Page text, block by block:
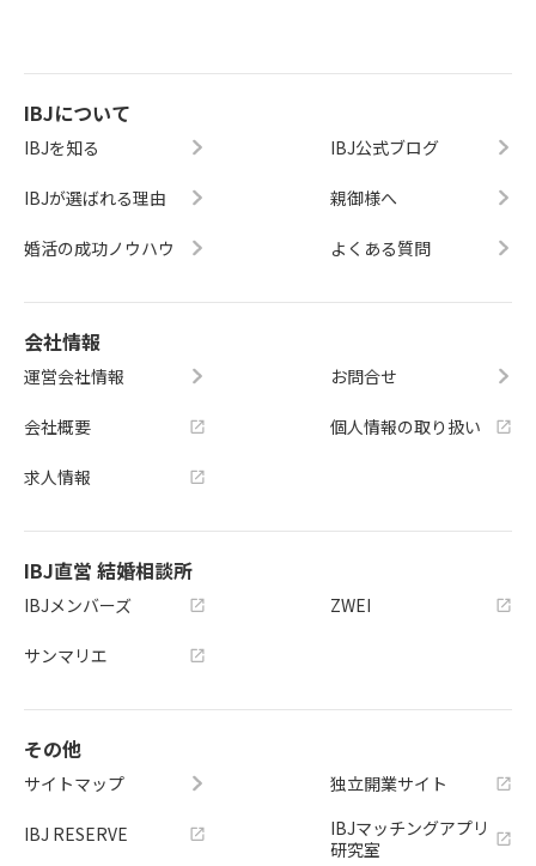
IBJについて
IBJを知る
IBJが選ばれる理由
婚活の成功ノウハウ
IBJ公式ブログ
親御様へ
よくある質問
会社情報
運営会社情報
会社概要
求人情報
お問合せ
個人情報の取り扱い
IBJ直営 結婚相談所
IBJメンバーズ
サンマリエ
ZWEI
その他
サイトマップ
IBJ RESERVE
独立開業サイト
IBJマッチングアプリ
研究室